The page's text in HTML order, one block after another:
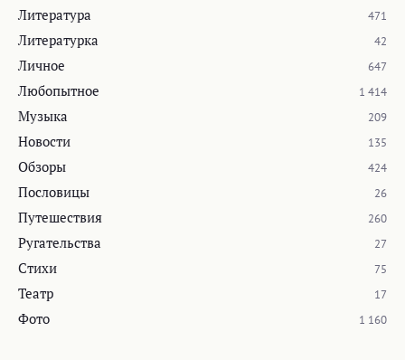
Литература 471
Литературка 42
Личное 647
Любопытное 1 414
Музыка 209
Новости 135
Обзоры 424
Пословицы 26
Путешествия 260
Ругательства 27
Стихи 75
Театр 17
Фото 1 160